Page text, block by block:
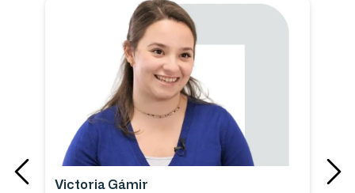
Victoria Gámir